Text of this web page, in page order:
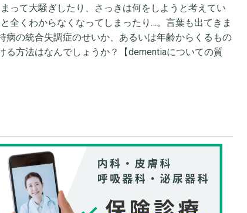
って大騒ぎしたり、さっきは何をしようと考えてい
全くわからなくなってしまったり…。言葉も出てきま
の統合失調症のせいか、あるいは年齢からくるもの
方法はなんでしょうか？【dementiaについての質